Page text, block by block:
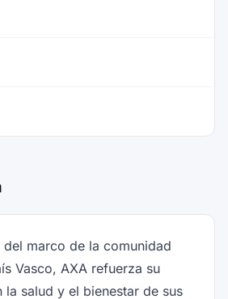
del marco de la comunidad
Vasco, AXA refuerza su
salud y el bienestar de sus